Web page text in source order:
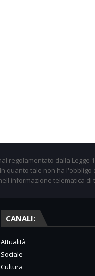
regolamentato dalla Legge
quanto tale non ha
telematica di
CANALI:
Attualità
Sociale
Cultura